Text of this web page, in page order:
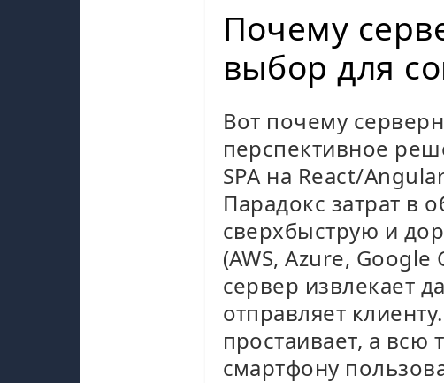
Почему
выбор для
Вот почему
перспективное
SPA на React/
Парадокс затрат в
сверхбыструю и
(AWS, Azure,
сервер извлекает
отправляет
простаивает, а всю
смартфону